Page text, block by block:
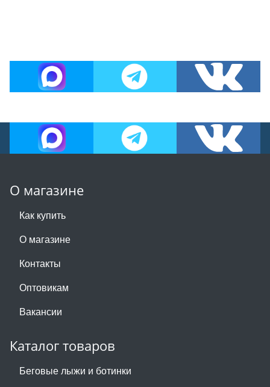
О магазине
Как купить
О магазине
Контакты
Оптовикам
Вакансии
Каталог товаров
Беговые лыжи и ботинки